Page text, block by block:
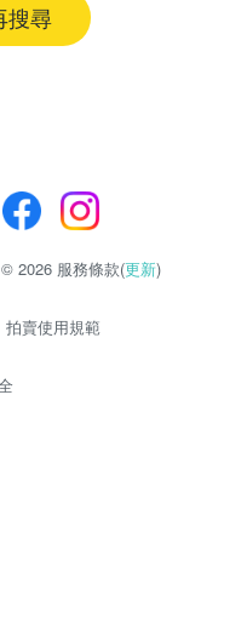
搜尋
2026 服務條款(更新)
拍賣使用規範